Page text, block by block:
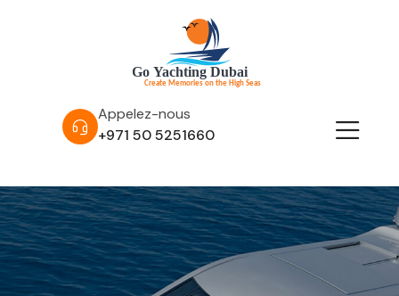
Appelez-nous
+971 50 5251660